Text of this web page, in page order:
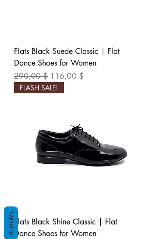
Flats Black Suede Classic | Flat
Dance Shoes for Women
Обычная цена
290,00 $ Цена со скидкой
116,00 $
FLASH SALE!
Flats Black Shine Classic | Flat
Dance Shoes for Women
REVIEWS